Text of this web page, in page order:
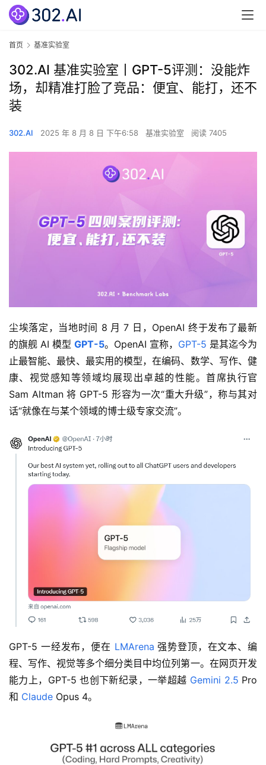
首页 基准实验室
302.AI 基准实验室丨GPT-5评测：没能炸
场，却精准打脸了竞品：便宜、能打，还不
装
302.AI 2025 年 8 月 8 日 下午6:58 基准实验室 阅读 7405
尘埃落定，当地时间 8 月 7 日，OpenAI 终于发布了最新
的旗舰 AI 模型 GPT-5。OpenAI 宣称， GPT-5 是其迄今为
止最智能、最快、最实用的模型，在编码、数学、写作、健
康、视觉感知等领域均展现出卓越的性能。首席执行官
Sam Altman 将 GPT-5 形容为一次“重大升级”，称与其对
话“就像在与某个领域的博士级专家交流”。
GPT-5 一经发布，便在 LMArena 强势登顶，在文本、编
程、写作、视觉等多个细分类目中均位列第一。在网页开发
能力上，GPT-5 也创下新纪录，一举超越 Gemini 2.5 Pro
和 Claude Opus 4。